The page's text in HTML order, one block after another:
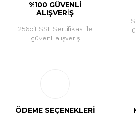
%100 GÜVENLİ
ALIŞVERİŞ
256bit SSL Sertifikası ile
güvenli alışveriş
ÖDEME SEÇENEKLERİ